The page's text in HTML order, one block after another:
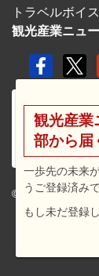
トラベルボイス
観光産業ニュ
© 2026 travel
観光産業
部から届
一歩先の未来
うご登録済み
もし未だ登録